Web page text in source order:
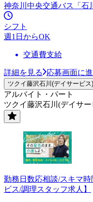
神奈川中央交通バス「石
シフト
週1日からOK
交通費支給
詳細を見る 応募画面に
ツクイ藤沢石川(デイサービ
アルバイト・パート
ツクイ藤沢石川(デイサ
勤務日数応相談/スキマ
ビス/調理スタッフ求人】